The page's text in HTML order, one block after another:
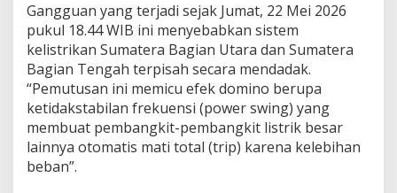
Gangguan yang terjadi sejak Jumat, 22 Mei 2026
pukul 18.44 WIB ini menyebabkan sistem
kelistrikan Sumatera Bagian Utara dan Sumatera
Bagian Tengah terpisah secara mendadak.
“Pemutusan ini memicu efek domino berupa
ketidakstabilan frekuensi (power swing) yang
membuat pembangkit-pembangkit listrik besar
lainnya otomatis mati total (trip) karena kelebihan
beban”.